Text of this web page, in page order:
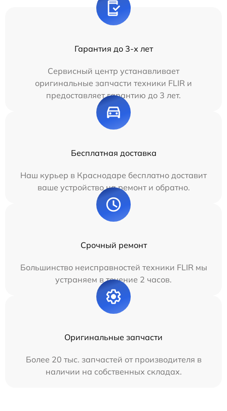
Гарантия до 3-х лет
Сервисный центр устанавливает
оригинальные запчасти техники FLIR и
предоставляет гарантию до 3 лет.
Бесплатная доставка
Наш курьер в Краснодаре бесплатно доставит
ваше устройство на ремонт и обратно.
Срочный ремонт
Большинство неисправностей техники FLIR мы
устраняем в течение 2 часов.
Оригинальные запчасти
Более 20 тыс. запчастей от производителя в
наличии на собственных складах.